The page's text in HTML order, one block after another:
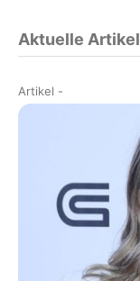
Aktuelle Artikel
Artikel -